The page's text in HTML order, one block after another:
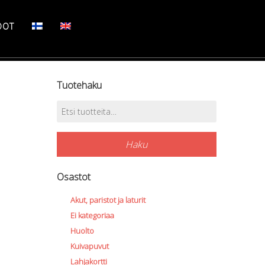
Tuotehaku
Etsi:
Haku
Osastot
Akut, paristot ja laturit
Ei kategoriaa
Huolto
Kuivapuvut
Lahjakortti